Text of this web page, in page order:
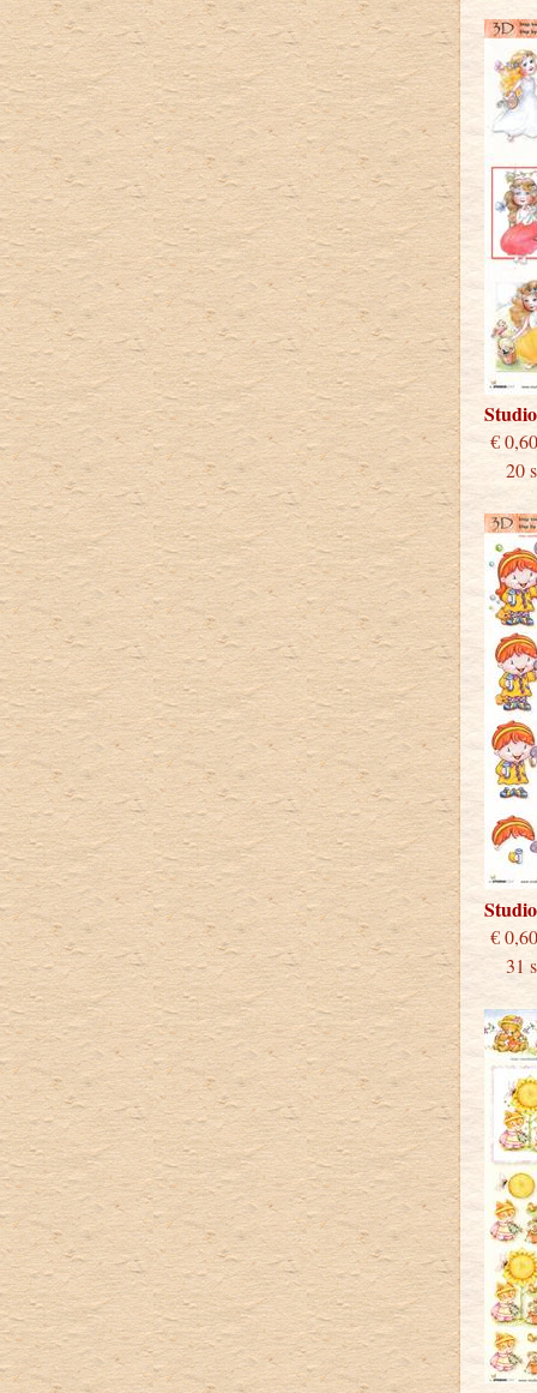
20
31